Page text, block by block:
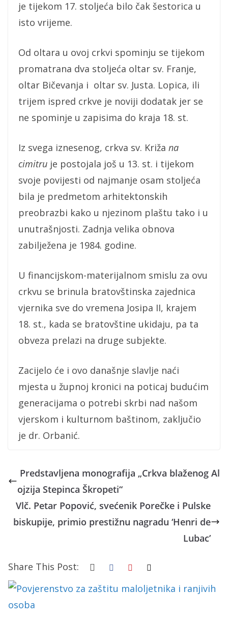
je tijekom 17. stoljeća bilo čak šestorica u
isto vrijeme.
Od oltara u ovoj crkvi spominju se tijekom
promatrana dva stoljeća oltar sv. Franje,
oltar Bičevanja i oltar sv. Justa. Lopica, ili
trijem ispred crkve je noviji dodatak jer se
ne spominje u zapisima do kraja 18. st.
Iz svega iznesenog, crkva sv. Križa na
cimitru je postojala još u 13. st. i tijekom
svoje povijesti od najmanje osam stoljeća
bila je predmetom arhitektonskih
preobrazbi kako u njezinom plaštu tako i u
unutrašnjosti. Zadnja velika obnova
zabilježena je 1984. godine.
U financijskom-materijalnom smislu za ovu
crkvu se brinula bratovštinska zajednica
vjernika sve do vremena Josipa II, krajem
18. st., kada se bratovštine ukidaju, pa ta
obveza prelazi na druge subjekte.
Zacijelo će i ovo današnje slavlje naći
mjesta u župnoj kronici na poticaj budućim
generacijama o potrebi skrbi nad našom
vjerskom i kulturnom baštinom, zaključio
je dr. Orbanić.
Predstavljena monografija „Crkva blaženog Al
ojzija Stepinca Škropeti“
Vlč. Petar Popović, svećenik Porečke i Pulske
biskupije, primio prestižnu nagradu ‘Henri de
Lubac’
Share This Post: